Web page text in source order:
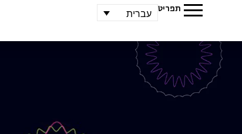
תפריט עברית